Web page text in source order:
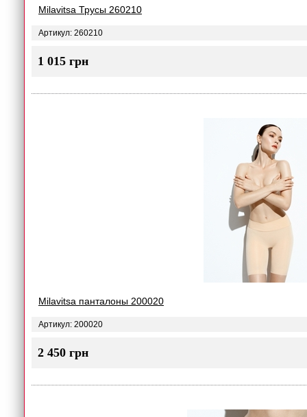
Milavitsa Трусы 260210
Артикул: 260210
1 015 грн
Milavitsa панталоны 200020
Артикул: 200020
2 450 грн